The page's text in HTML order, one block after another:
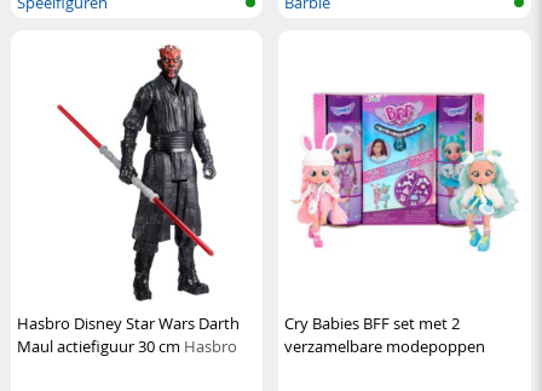
Hasbro Disney Star Wars Darth
Maul actiefiguur 30 cm Hasbro
Cry Babies BFF set met 2
verzamelbare modepoppen